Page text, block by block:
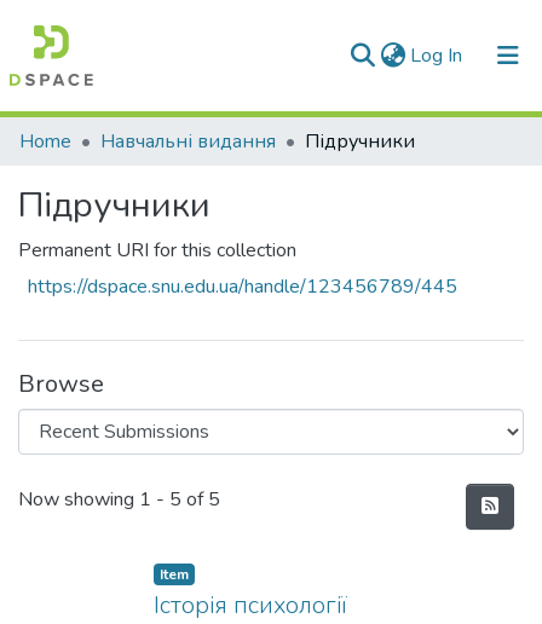
Log In (current)
Communities & Collections
Home Навчальні видання Підручники
Підручники
Permanent URI for this collection
https://dspace.snu.edu.ua/handle/123456789/445
Browse
Recent Submissions
Now showing 1 - 5 of 5
Item
Історія психології